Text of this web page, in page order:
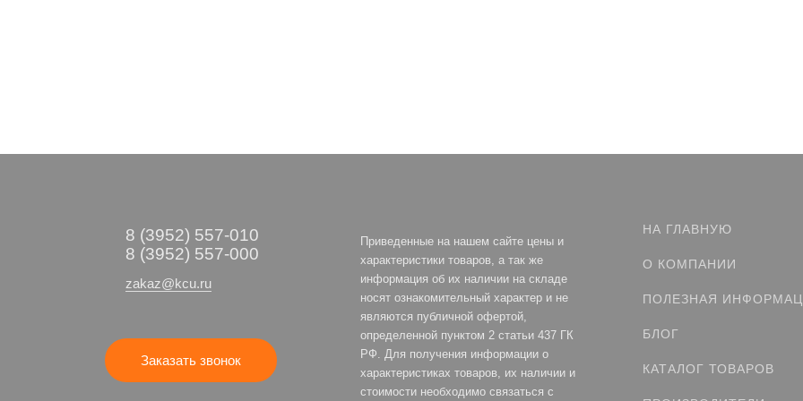
8 (3952) 557-010
8 (3952) 557-000
zakaz@kcu.ru
Заказать звонок
Приведенные на нашем сайте цены и
характеристики товаров, а так же
информация об их наличии на складе
носят ознакомительный характер и не
являются публичной офертой,
определенной пунктом 2 статьи 437 ГК
РФ. Для получения информации о
характеристиках товаров, их наличии и
стоимости необходимо связаться с
НА ГЛАВНУЮ
О КОМПАНИИ
ПОЛЕЗНАЯ
БЛОГ
КАТАЛОГ ТОВАРОВ